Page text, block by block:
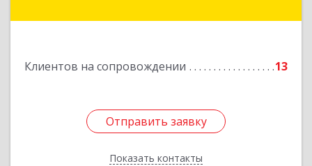
Клиентов на сопровождении 13
Отправить заявку
Показать контакты
Отправить заявку
Назад